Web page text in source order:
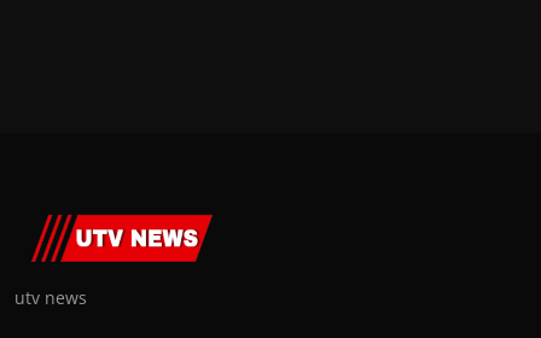
utv news